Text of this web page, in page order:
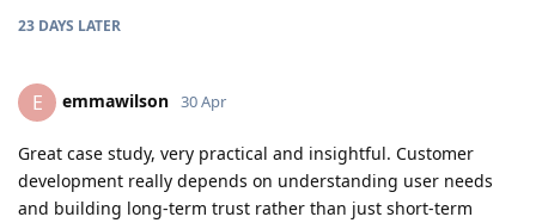
23 DAYS LATER
E emmawilson 30 Apr
Great case study, very practical and insightful. Customer
development really depends on understanding user needs
and building long-term trust rather than just short-term